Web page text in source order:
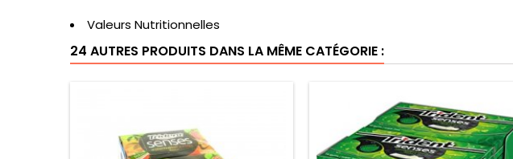
Valeurs Nutritionnelles
24 AUTRES PRODUITS DANS LA MÊME CATÉGORIE :